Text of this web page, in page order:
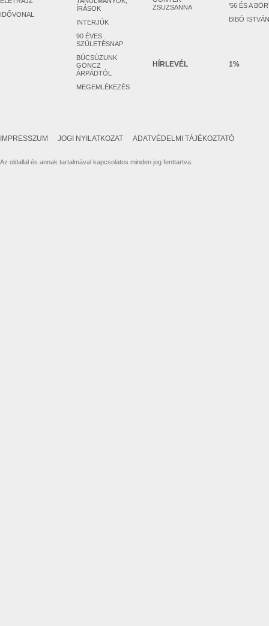
IDŐVONAL
ÍRÁSOK
INTERJÚK
90 ÉVES
SZÜLETÉSNAP
BÚCSÚZUNK
GÖNCZ
ÁRPÁDTÓL
MEGEMLÉKEZÉS
ZSUZSANNA
'56 ÉS A
BIBÓ
HÍRLEVÉL 1%
IMPRESSZUM JOGI NYILATKOZAT ADATVÉDELMI TÁJÉKOZTATÓ
Az oldallal és annak tartalmával kapcsolatos minden jog fenttartva.